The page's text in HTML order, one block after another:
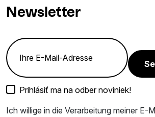
Newsletter
Prihlásiť ma na odber noviniek!
Ich willige in die Verarbeitung meiner E-